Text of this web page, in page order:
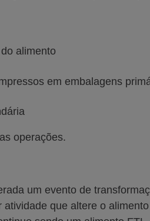
alimento
em embalagens
operações.
um evento de
que altere o